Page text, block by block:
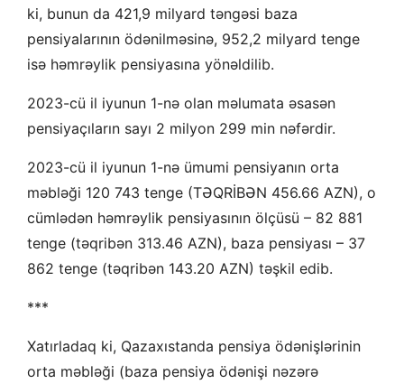
ki, bunun da 421,9 milyard təngəsi baza
pensiyalarının ödənilməsinə, 952,2 milyard tenge
isə həmrəylik pensiyasına yönəldilib.
2023-cü il iyunun 1-nə olan məlumata əsasən
pensiyaçıların sayı 2 milyon 299 min nəfərdir.
2023-cü il iyunun 1-nə ümumi pensiyanın orta
məbləği 120 743 tenge (TƏQRİBƏN 456.66 AZN), o
cümlədən həmrəylik pensiyasının ölçüsü – 82 881
tenge (təqribən 313.46 AZN), baza pensiyası – 37
862 tenge (təqribən 143.20 AZN) təşkil edib.
***
Xatırladaq ki, Qazaxıstanda pensiya ödənişlərinin
orta məbləği (baza pensiya ödənişi nəzərə